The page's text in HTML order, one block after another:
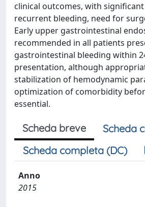
clinical outcomes, with
recurrent bleeding, need for
Early upper gastrointestinal
recommended in all patients
gastrointestinal bleeding within
presentation, although
stabilization of hemodynamic
optimization of comorbidity
essential.
Scheda breve
Scheda
Scheda completa (DC)
Anno
2015